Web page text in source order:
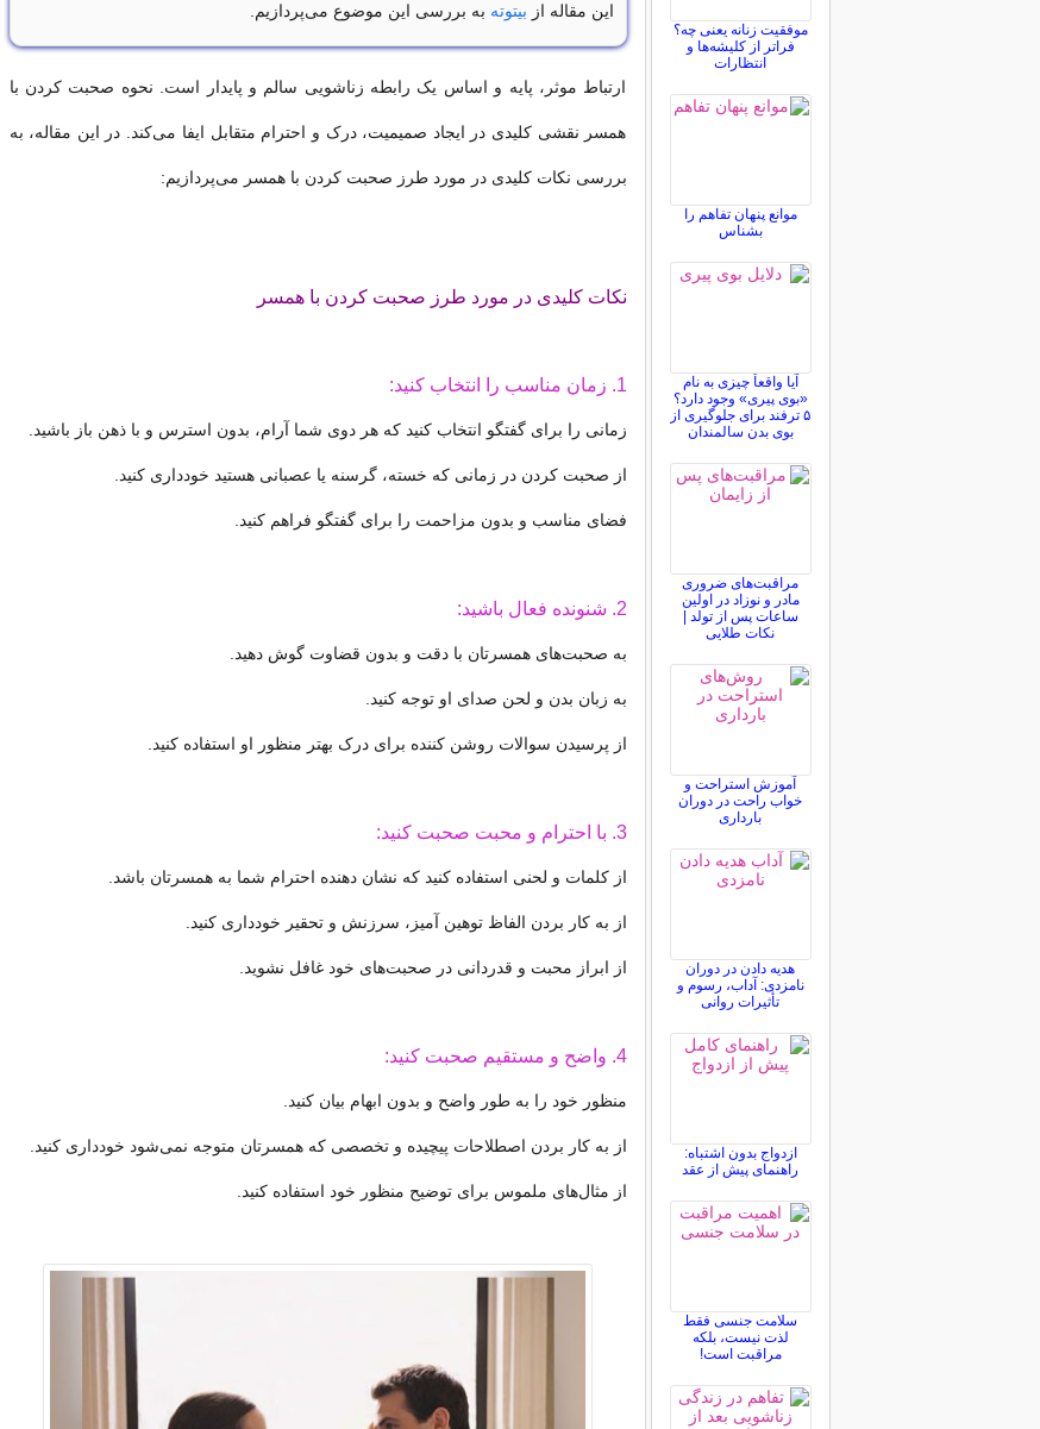
این مقاله از بیتوته به بررسی این موضوع می‌پردازیم.
ارتباط موثر، پایه و اساس یک رابطه زناشویی سالم و پایدار است. نحوه صحبت کردن با
همسر نقشی کلیدی در ایجاد صمیمیت، درک و احترام متقابل ایفا می‌کند. در این مقاله، به
بررسی نکات کلیدی در مورد طرز صحبت کردن با همسر می‌پردازیم:
نکات کلیدی در مورد طرز صحبت کردن با همسر
1. زمان مناسب را انتخاب کنید:
زمانی را برای گفتگو انتخاب کنید که هر دوی شما آرام، بدون استرس و با ذهن باز باشید.
از صحبت کردن در زمانی که خسته، گرسنه یا عصبانی هستید خودداری کنید.
فضای مناسب و بدون مزاحمت را برای گفتگو فراهم کنید.
2. شنونده فعال باشید:
به صحبت‌های همسرتان با دقت و بدون قضاوت گوش دهید.
به زبان بدن و لحن صدای او توجه کنید.
از پرسیدن سوالات روشن کننده برای درک بهتر منظور او استفاده کنید.
3. با احترام و محبت صحبت کنید:
از کلمات و لحنی استفاده کنید که نشان دهنده احترام شما به همسرتان باشد.
از به کار بردن الفاظ توهین آمیز، سرزنش و تحقیر خودداری کنید.
از ابراز محبت و قدردانی در صحبت‌های خود غافل نشوید.
4. واضح و مستقیم صحبت کنید:
منظور خود را به طور واضح و بدون ابهام بیان کنید.
از به کار بردن اصطلاحات پیچیده و تخصصی که همسرتان متوجه نمی‌شود خودداری کنید.
از مثال‌های ملموس برای توضیح منظور خود استفاده کنید.
موفقیت زنانه یعنی چه؟
فراتر از کلیشه‌ها و
انتظارات
موانع پنهان تفاهم را
بشناس
آیا واقعاً چیزی به نام
«بوی پیری» وجود دارد؟
۵ ترفند برای جلوگیری از
بوی بدن سالمندان
مراقبت‌های ضروری
مادر و نوزاد در اولین
ساعات پس از تولد |
نکات طلایی
آموزش استراحت و
خواب راحت در دوران
بارداری
هدیه دادن در دوران
نامزدی: آداب، رسوم و
تأثیرات روانی
ازدواج بدون اشتباه:
راهنمای پیش از عقد
سلامت جنسی فقط
لذت نیست، بلکه
مراقبت است!